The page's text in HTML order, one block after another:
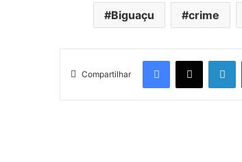
Biguaçu crime
Compartilhar